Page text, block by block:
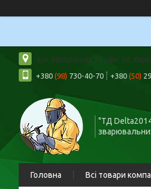
вул. Матросова 20 офіс 14,
+380 (98) 730-40-70 +380 (50)
"ТД
Головна Всі товари